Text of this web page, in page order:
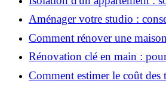
prix et conseils
Aménager votre studio :
erreurs à éviter
Comment rénover une
avec 50 000 € : budget, étapes
Rénovation clé en main :
solution et à quoi faire
Comment estimer le coût des